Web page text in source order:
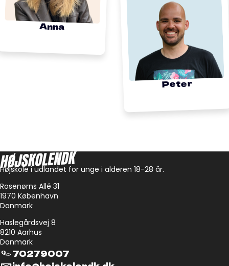
Anna
Peter
Højskole i udlandet for unge i alderen 18-28 år.
Rosenørns Allé 31
1970 København
Danmark
Haslegårdsvej 8
8210 Aarhus
Danmark
70279007